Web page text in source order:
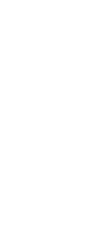
linha no cancro da
em doentes não
da gravidez
dos incentivos a